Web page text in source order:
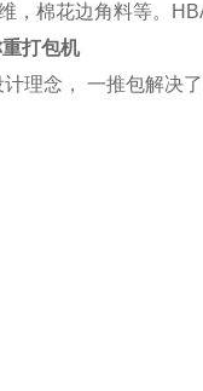
，棉花边角料等。
打包机
理念， 一推包解决